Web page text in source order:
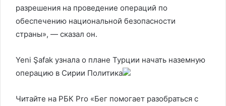
разрешения на проведение операций по
обеспечению национальной безопасности
страны», — сказал он.
Yeni Şafak узнала о плане Турции начать наземную
операцию в Сирии Политика
Читайте на РБК Pro «Бег помогает разобраться с